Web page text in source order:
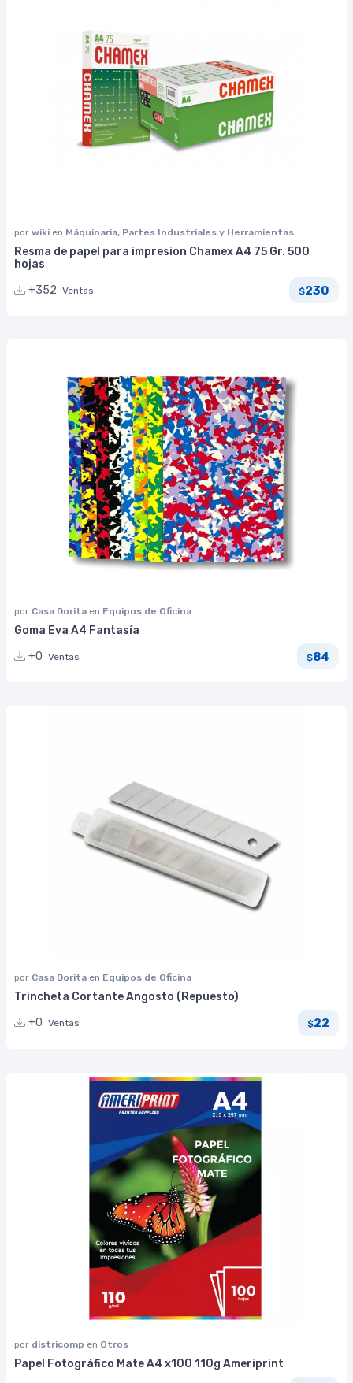
por wiki en Máquinaria, Partes Industriales y Herramientas
Resma de papel para impresion Chamex A4 75 Gr. 500
hojas
+352 Ventas $230
por Casa Dorita en Equipos de Oficina
Goma Eva A4 Fantasía
+0 Ventas $84
por Casa Dorita en Equipos de Oficina
Trincheta Cortante Angosto (Repuesto)
+0 Ventas $22
por districomp en Otros
Papel Fotográfico Mate A4 x100 110g Ameriprint